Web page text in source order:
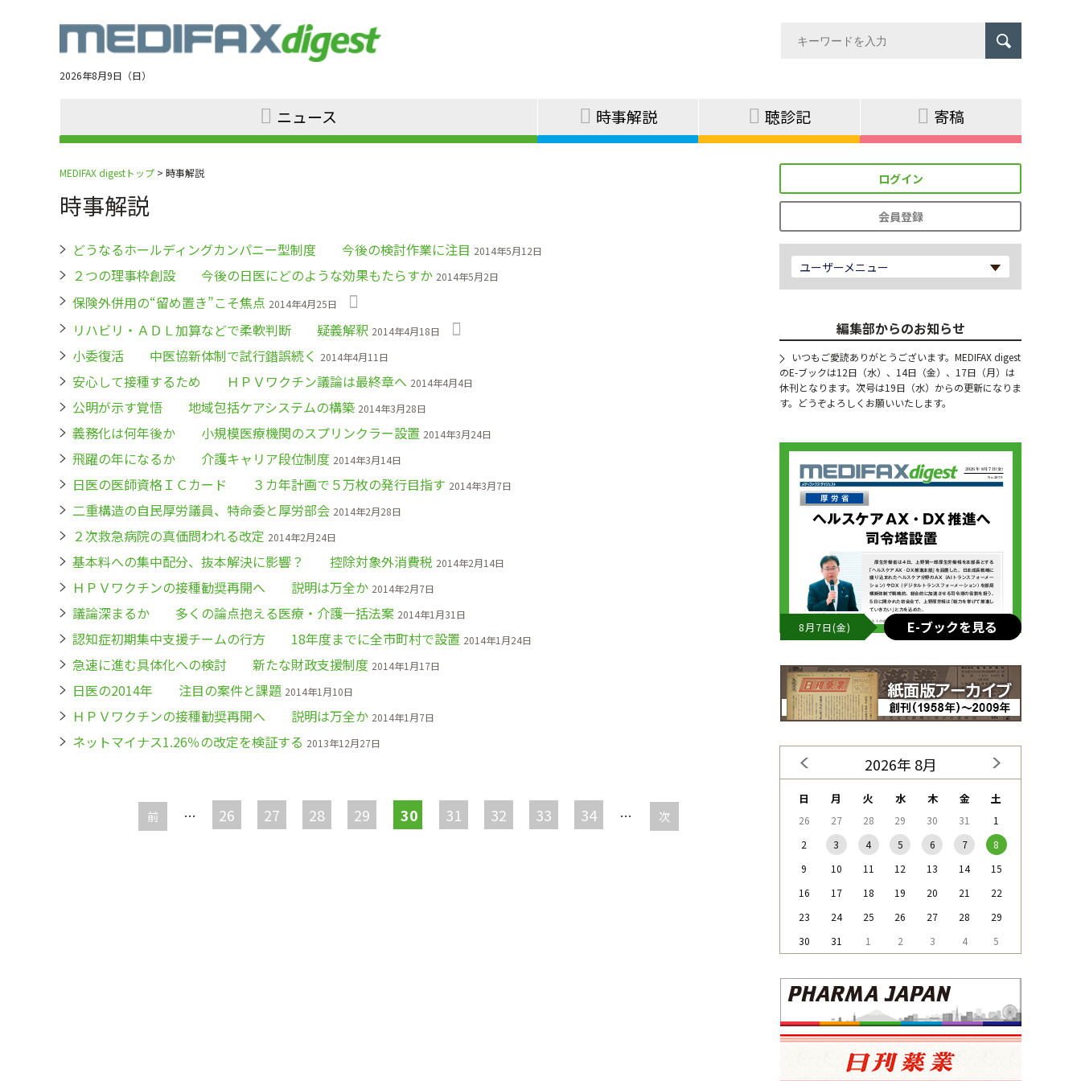
navigation
2026年8月9日（日）
ニュース 時事解説 聴診記 寄稿
MEDIFAX digestトップ > 時事解説
時事解説
どうなるホールディングカンパニー型制度 今後の検討作業に注目 2014年5月12日
２つの理事枠創設 今後の日医にどのような効果もたらすか 2014年5月2日
保険外併用の“留め置き”こそ焦点 2014年4月25日
リハビリ・ＡＤＬ加算などで柔軟判断 疑義解釈 2014年4月18日
小委復活 中医協新体制で試行錯誤続く 2014年4月11日
安心して接種するため ＨＰＶワクチン議論は最終章へ 2014年4月4日
公明が示す覚悟 地域包括ケアシステムの構築 2014年3月28日
義務化は何年後か 小規模医療機関のスプリンクラー設置 2014年3月24日
飛躍の年になるか 介護キャリア段位制度 2014年3月14日
日医の医師資格ＩＣカード ３カ年計画で５万枚の発行目指す 2014年3月7日
二重構造の自民厚労議員、特命委と厚労部会 2014年2月28日
２次救急病院の真価問われる改定 2014年2月24日
基本料への集中配分、抜本解決に影響？ 控除対象外消費税 2014年2月14日
ＨＰＶワクチンの接種勧奨再開へ 説明は万全か 2014年2月7日
議論深まるか 多くの論点抱える医療・介護一括法案 2014年1月31日
認知症初期集中支援チームの行方 18年度までに全市町村で設置 2014年1月24日
急速に進む具体化への検討 新たな財政支援制度 2014年1月17日
日医の2014年 注目の案件と課題 2014年1月10日
ＨＰＶワクチンの接種勧奨再開へ 説明は万全か 2014年1月7日
ネットマイナス1.26％の改定を検証する 2013年12月27日
前 … 26 27 28 29 30 31 32 33 34 … 次
ログイン
会員登録
ユーザーメニュー
編集部からのお知らせ
いつもご愛読ありがとうございます。MEDIFAX digest
のE-ブックは12日（水）、14日（金）、17日（月）は
休刊となります。次号は19日（水）からの更新になりま
す。どうぞよろしくお願いいたします。
8月7日(金) E-ブックを見る
2026年 8月
日 月 火 水 木 金 土
26 27 28 29 30 31
1
2
3 4 5 6 7
8
9
10 11 12 13 14
15
16
17 18 19 20 21
22
23
24 25 26 27 28
29
30
31 1 2 3 4 5